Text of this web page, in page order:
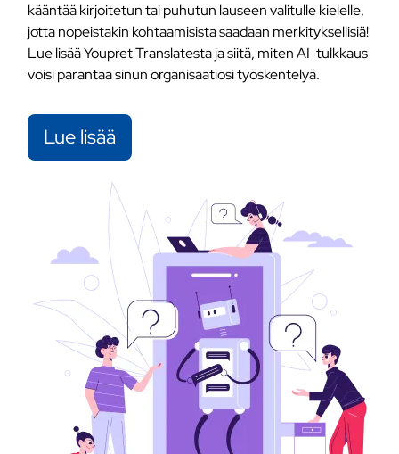
kääntää kirjoitetun tai puhutun lauseen valitulle kielelle,
jotta nopeistakin kohtaamisista saadaan merkityksellisiä!
Lue lisää Youpret Translatesta ja siitä, miten AI-tulkkaus
voisi parantaa sinun organisaatiosi työskentelyä.
Lue lisää